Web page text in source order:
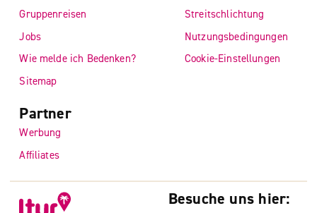
Gruppenreisen
Jobs
Wie melde ich Bedenken?
Sitemap
Streitschlichtung
Nutzungsbedingungen
Cookie-Einstellungen
Partner
Werbung
Affiliates
Besuche uns hier: